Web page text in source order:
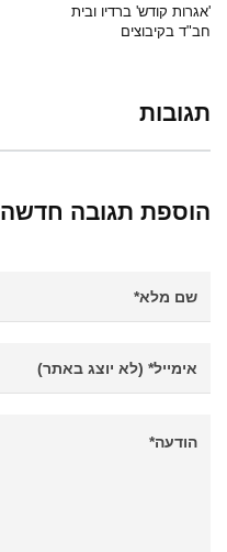
'אגרות קודש' ברדיו ובית
חב"ד בקיבוצים
תגובות
הוספת תגובה חדשה